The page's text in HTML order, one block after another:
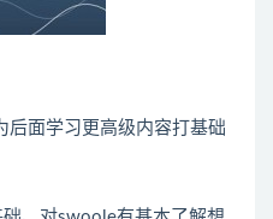
后面学习更高级内容打基础